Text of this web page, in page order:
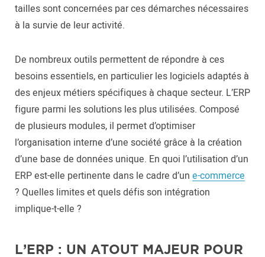
tailles sont concernées par ces démarches nécessaires
à la survie de leur activité.
De nombreux outils permettent de répondre à ces
besoins essentiels, en particulier les logiciels adaptés à
des enjeux métiers spécifiques à chaque secteur. L’ERP
figure parmi les solutions les plus utilisées. Composé
de plusieurs modules, il permet d’optimiser
l’organisation interne d’une société grâce à la création
d’une base de données unique. En quoi l’utilisation d’un
ERP est-elle pertinente dans le cadre d’un e-commerce
? Quelles limites et quels défis son intégration
implique-t-elle ?
L’ERP : UN ATOUT MAJEUR POUR